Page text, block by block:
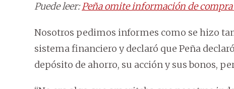
Puede leer:Peña omite información de
Nosotros pedimos informes como se hizo
sistema financiero y declaró que Peña
depósito de ahorro, su acción y sus bonos,